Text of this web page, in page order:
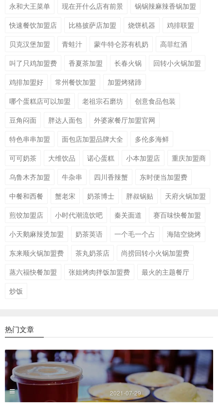
永和大王菜单
现在开什么店有前景
锅锅辣麻辣香锅加盟
快速餐饮加盟店
比格披萨店加盟 烧饼机器
鸡排联盟
贝克汉堡加盟
青蛙汁 蒙牛特仑苏有机奶
高菲红酒
叫了只鸡加盟费
香夏茶加盟 长春火锅
回转小火锅加盟
鸡排加盟好
常州餐饮加盟
加盟烤猪蹄
哪个蛋糕店可以加盟
老祖宗石磨坊
创意食品包装
豆角闷面
胖达人面包
外婆家餐厅加盟官网
特色串串加盟
面包店加盟品牌大全
多伦多海鲜
可可奶茶
大维饮品 诺心蛋糕 小本加盟店
重庆加盟商
乌鲁木齐加盟
牛杂串 四川香辣蟹
东时便当加盟费
中餐和西餐
蟹老宋 奶茶博士 胖叔锅贴
天府火锅加盟
煎饺加盟店
小时代潮流饮吧 秦关面道
赛百味快餐加盟
小天鹅麻辣烫加盟
奶茶英语 一个毛一个占
海陆空烧烤
东来顺火锅加盟费
茶丸奶茶店
尚捞回转小火锅加盟费
蒸六福快餐加盟
张姐烤肉拌饭加盟费
最火的主题餐厅
炒饭
热门文章
2021-07-29